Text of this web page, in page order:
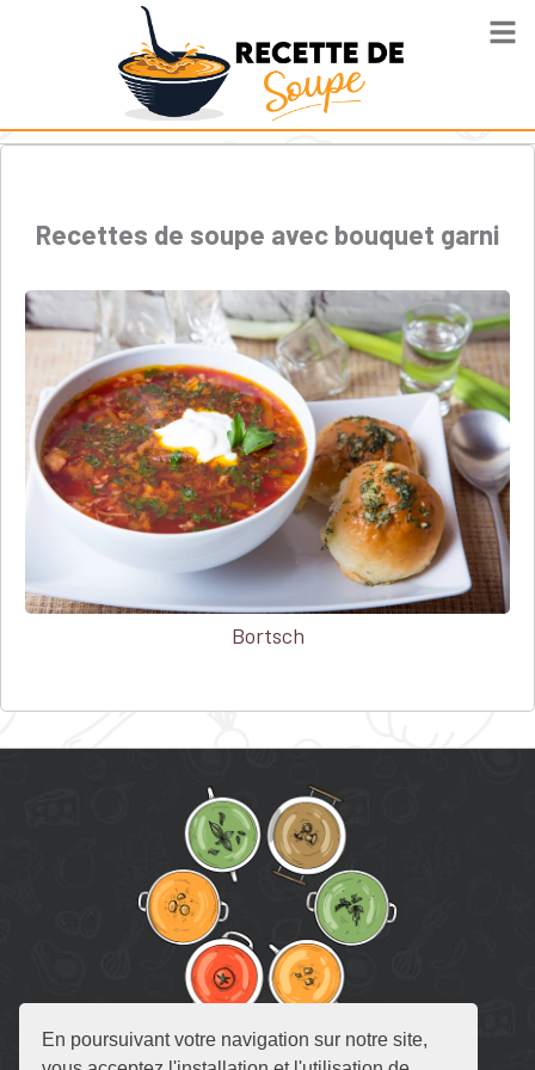
En poursuivant votre navigation sur notre site,
Recettes de soupe avec bouquet garni
Bortsch
RECETTE DE SOUPE